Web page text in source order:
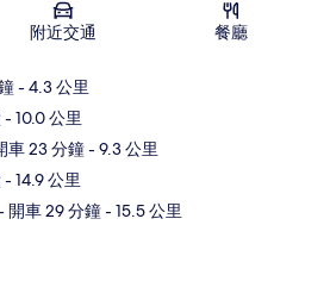
地圖
附近交通 餐廳
- 4.3 公里
- 10.0 公里
車 23 分鐘- 9.3 公里
- 14.9 公里
開車 29 分鐘- 15.5 公里